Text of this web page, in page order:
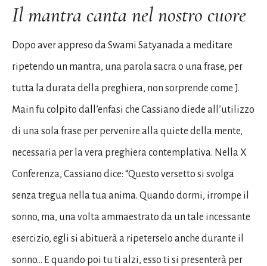
Il mantra canta nel nostro cuore
Dopo aver appreso da Swami Satyanada a meditare
ripetendo un mantra, una parola sacra o una frase, per
tutta la durata della preghiera, non sorprende come J.
Main fu colpito dall’enfasi che Cassiano diede all’utilizzo
di una sola frase per pervenire alla quiete della mente,
necessaria per la vera preghiera contemplativa. Nella X
Conferenza, Cassiano dice: “Questo versetto si svolga
senza tregua nella tua anima. Quando dormi, irrompe il
sonno, ma, una volta ammaestrato da un tale incessante
esercizio, egli si abituerà a ripeterselo anche durante il
sonno… E quando poi tu ti alzi, esso ti si presenterà per